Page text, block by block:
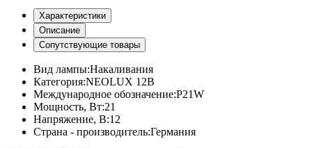
Характеристики
Описание
Сопутствующие товары
Вид лампы:Накаливания
Категория:NEOLUX 12В
Международное обозначение:P21W
Мощность, Вт:21
Напряжение, В:12
Страна - производитель:Германия